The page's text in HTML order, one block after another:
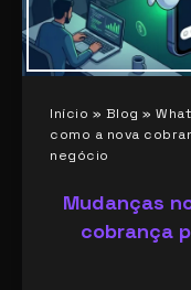
Início » Blog »
como a nova
negócio
Mudanças
cobrança